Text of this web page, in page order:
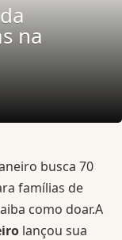
na
busca 70
famílias de
como doar.A
lançou sua